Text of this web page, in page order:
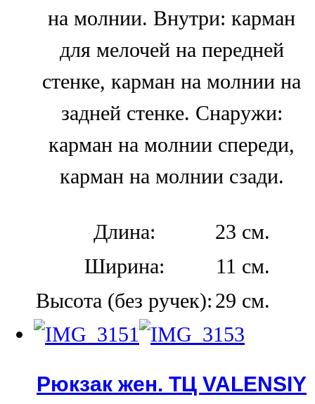
на молнии. Внутри: карман
для мелочей на передней
стенке, карман на молнии на
задней стенке. Снаружи:
карман на молнии спереди,
карман на молнии сзади.
Длина:
23 см.
Ширина:
11 см.
Высота (без ручек): 29 см.
Рюкзак жен. ТЦ VALENSIY